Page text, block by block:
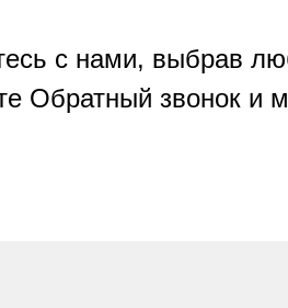
с нами, выбрав
Обратный звонок